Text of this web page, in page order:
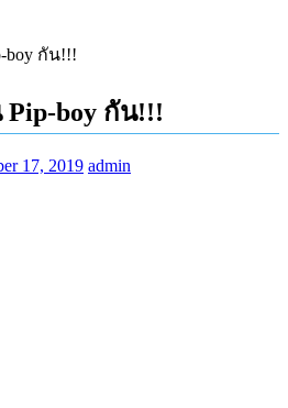
boy กัน!!!
Pip-boy กัน!!!
17, 2019 admin